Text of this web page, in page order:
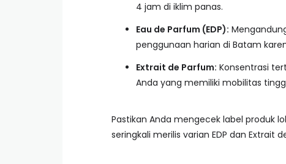
4 jam di iklim panas.
Eau de Parfum (EDP):
penggunaan harian di Batam
Extrait de Parfum: Konsentrasi
Anda yang memiliki mobilitas
Pastikan Anda mengecek label produk
seringkali merilis varian EDP dan Extrait